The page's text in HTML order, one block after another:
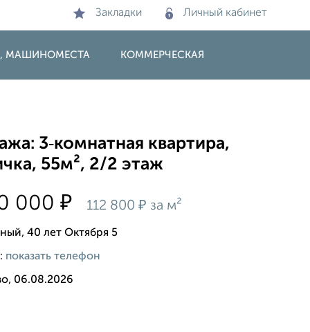
Закладки Личный кабинет
МАШИНОМЕСТА КОММЕРЧЕСКАЯ
3‑комнатная квартира,
55м², 2/2 этаж
000₽ 112 800₽ за м²
40 лет Октября 5
показать телефон
06.08.2026